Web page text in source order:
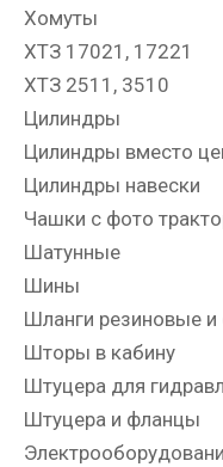
Хомуты
ХТЗ 17021, 17221
ХТЗ 2511, 3510
Цилиндры
Цилиндры вместо
Цилиндры навески
Чашки с фото
Шатунные
Шины
Шланги резиновые
Шторы в кабину
Штуцера для
Штуцера и фланцы